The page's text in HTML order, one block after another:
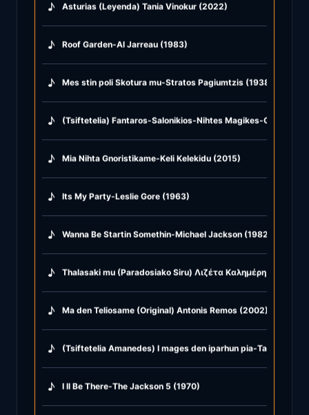
♪ Asturias (Leyenda) Tania Vinokur (2022)
♪ Roof Garden-Al Jarreau (1983)
♪ Mes stin poli Skotura mu-Stratos Pagiumtzis (1938)
♪ (Tsiftetelia) Fantaros-Salonikios-Nihtes Magikes-Glike mu
♪ Mia Nihta Gnoristikame-Keli Kelekidu (2015)
♪ Its My Party-Leslie Gore (1963)
♪ Wanna Be Startin Somethin-Michael Jackson (1982)
♪ Thalasaki mu (Paradosiako Siru) Λιζέτα Καλημέρη & Kostas
♪ Ma den Teliosame (Original) Antonis Remos (2002)
♪ (Tsiftetelia Amanedes) I mages den iparhun pia-Ta
♪ I ll Be There-The Jackson 5 (1970)